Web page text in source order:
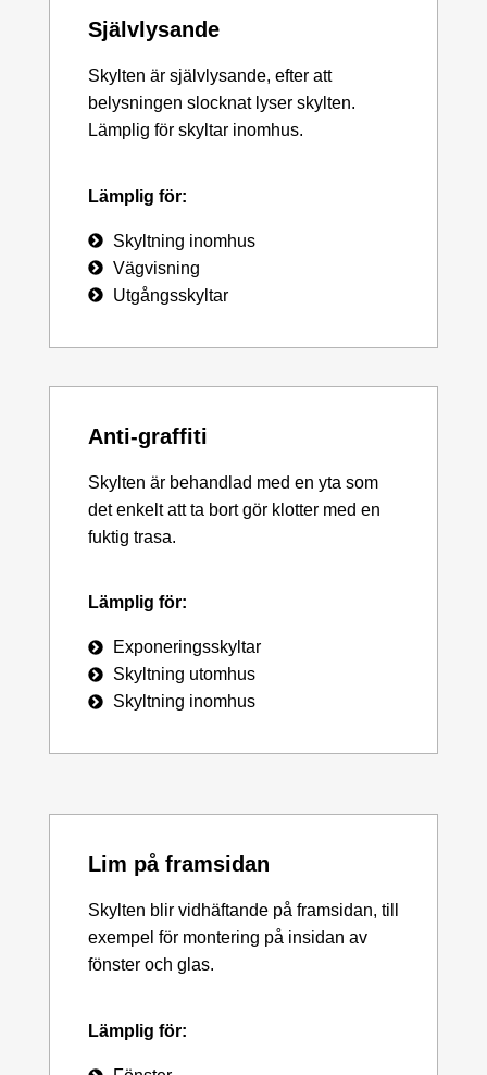
Självlysande
Skylten är självlysande, efter att
belysningen slocknat lyser skylten.
Lämplig för skyltar inomhus.
Lämplig för:
Skyltning inomhus
Vägvisning
Utgångsskyltar
Anti-graffiti
Skylten är behandlad med en yta som
det enkelt att ta bort gör klotter med en
fuktig trasa.
Lämplig för:
Exponeringsskyltar
Skyltning utomhus
Skyltning inomhus
Lim på framsidan
Skylten blir vidhäftande på framsidan, till
exempel för montering på insidan av
fönster och glas.
Lämplig för: